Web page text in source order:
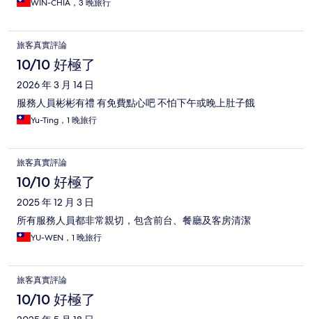
WIN-CHIA，3 晚旅行
旅客真實評論
10/10 好極了
2026 年 3 月 14 日
服務人員彬彬有禮 有免費點心吧 不怕下午或晚上肚子餓
Yu-Ting，1 晚旅行
旅客真實評論
10/10 好極了
2025 年 12 月 3 日
所有服務人員都非常親切，包含前台、餐廳及客房清潔
YU-WEN，1 晚旅行
旅客真實評論
10/10 好極了